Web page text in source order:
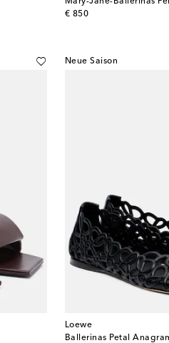
€ 850
original price
Neue Saison
Loewe
Ballerinas Petal